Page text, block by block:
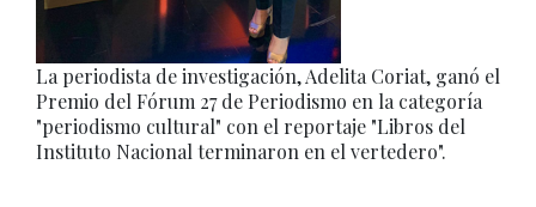
La periodista de investigación, Adelita Coriat, ganó el
Premio del Fórum 27 de Periodismo en la categoría
"periodismo cultural" con el reportaje "Libros del
Instituto Nacional terminaron en el vertedero".